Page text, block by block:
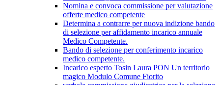
Nomina e convoca commissione per valutazione
offerte medico competente
Determina a contrarre per nuova indizione bando
di selezione per affidamento incarico annuale
Medico Competente.
Bando di selezione per conferimento incarico
medico competente.
Incarico esperto Tosin Laura PON Un territorio
magico Modulo Comune Fiorito